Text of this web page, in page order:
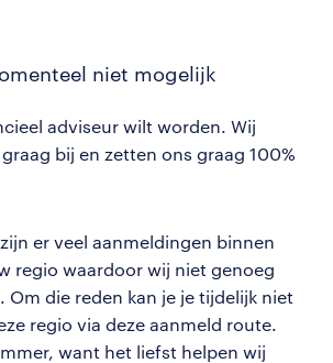
niet mogelijk
adviseur wilt worden. Wij
bij en zetten ons graag 100%
er veel aanmeldingen binnen
regio waardoor wij niet genoeg
Om die reden kan je je tijdelijk niet
regio via deze aanmeld route.
want het liefst helpen wij